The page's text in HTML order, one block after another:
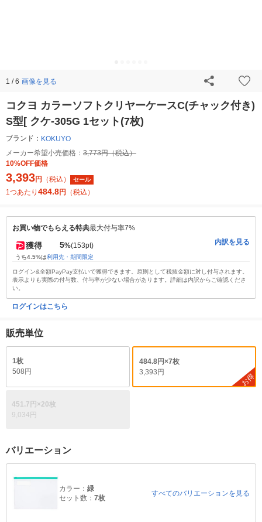
1 / 6 画像を見る
コクヨ カラーソフトクリヤーケースC(チャック付き)
S型[ クケ-305G 1セット(7枚)
ブランド： KOKUYO
メーカー希望小売価格： 3,773円（税込）
10%OFF価格
3,393円 （税込） セール
1つあたり 484.8円 （税込）
お買い物でもらえる特典最大付与率7%
獲得 5%(153pt)
うち4.5%は利用先・期間限定
内訳を見る
ログイン&全額PayPay支払いで獲得できます。原則として税抜金額に対し付与されます。
表示よりも実際の付与数、付与率が少ない場合があります。詳細は内訳からご確認くださ
い。
ログインはこちら
販売単位
1枚
508円
484.8円×7枚
3,393円
お得
451.7円×20枚
9,034円
バリエーション
カラー： 緑
セット数： 7枚
すべてのバリエーションを見る